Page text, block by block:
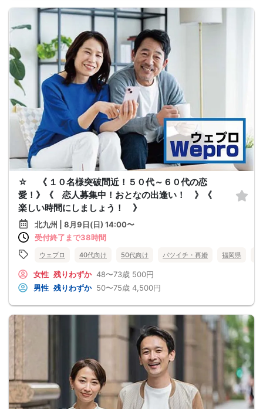
☆ 《 １０名様突破間近！５０代～６０代の恋
愛！》《 恋人募集中！おとなの出逢い！ 》《
楽しい時間にしましょう！ 》
北九州 | 8月9日(日) 14:00〜
受付終了まで38時間
ウェプロ 40代向け 50代向け バツイチ・再婚 福岡県
女性 残りわずか 48〜73歳 500円
男性 残りわずか 50〜75歳 4,500円